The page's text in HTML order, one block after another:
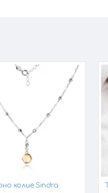
колие Sindra